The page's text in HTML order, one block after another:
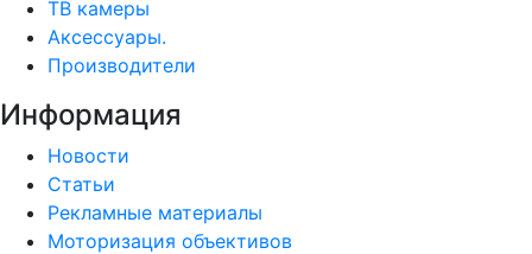
ТВ камеры
Аксессуары.
Производители
Информация
Новости
Статьи
Рекламные материалы
Моторизация объективов